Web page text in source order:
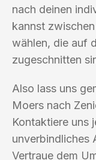
nach deinen
kannst
wählen, die auf
zugeschnitten
Also lass uns
Moers nach
Kontaktiere uns
unverbindliches
Vertraue dem